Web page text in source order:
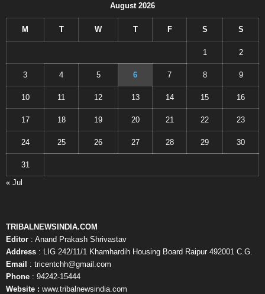
August 2026
M T W T F S S
1 2
3 4 5 6 7 8 9
10 11 12 13 14 15 16
17 18 19 20 21 22 23
24 25 26 27 28 29 30
31
« Jul
TRIBALNEWSINDIA.COM
Editor : Anand Prakash Shrivastav
Address : LIG 242/11/1 Khamhardih Housing Board Raipur 492001 C.G.
Email
: tricentchh@gmail.com
Phone : 94242-15444
Website : www.tribalnewsindia.com